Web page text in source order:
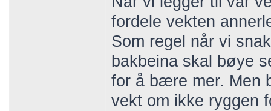
fordele vekten
Som regel når vi
bakbeina skal bøye
for å bære mer. Men
vekt om ikke ryggen